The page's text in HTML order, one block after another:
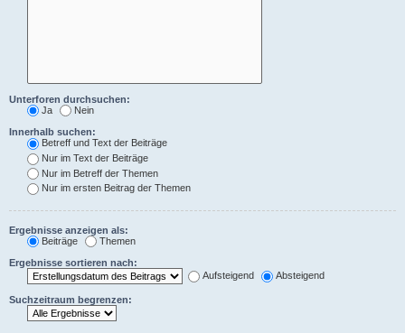
Unterforen durchsuchen:
Ja
Nein
Innerhalb suchen:
Betreff und Text der Beiträge
Nur im Text der Beiträge
Nur im Betreff der Themen
Nur im ersten Beitrag der Themen
Ergebnisse anzeigen als:
Beiträge
Themen
Ergebnisse sortieren nach:
Aufsteigend
Absteigend
Suchzeitraum begrenzen: